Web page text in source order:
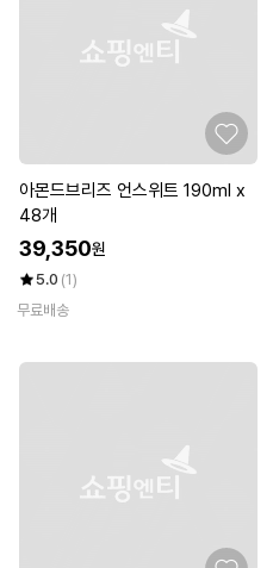
아몬드브리즈 언스위트 190ml x
48개
39,350원
5.0 (1)
무료배송